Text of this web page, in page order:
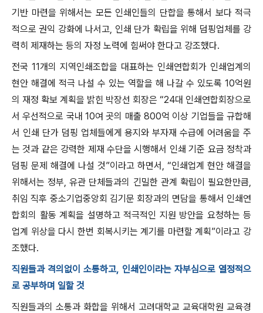
기반 마련을 위해서는 모든 인쇄인들의 단합을 통해서 보다 적극
적으로 권익 강화에 나서고, 인쇄 단가 확립을 위해 덤핑업체를 강
력히 제재하는 등의 자정 노력에 힘써야 한다고 강조했다.
전국 11개의 지역인쇄조합을 대표하는 인쇄연합회가 인쇄업계의
현안 해결에 적극 나설 수 있는 역할을 해 나갈 수 있도록 10억원
의 재정 확보 계획을 밝힌 박장선 회장은 “24대 인쇄연합회장으로
서 우선적으로 국내 10여 곳의 매출 800억 이상 기업들을 규합해
서 인쇄 단가 덤핑 업체들에게 용지와 부자재 수급에 어려움을 주
는 것과 같은 강력한 제재 수단을 시행해서 인쇄 기준 요금 정착과
덤핑 문제 해결에 나설 것”이라고 하면서, “인쇄업계 현안 해결을
위해서는 정부, 유관 단체들과의 긴밀한 관계 확립이 필요한만큼,
취임 직후 중소기업중앙회 김기문 회장과의 면담을 통해서 인쇄연
합회의 활동 계획을 설명하고 적극적인 지원 방안을 요청하는 등
업계 위상을 다시 한번 회복시키는 계기를 마련할 계획”이라고 강
조했다.
직원들과 격의없이 소통하고, 인쇄인이라는 자부심으로 열정적으
로 공부하며 일할 것
직원들과의 소통과 화합을 위해서 고려대학교 교육대학원 교육경